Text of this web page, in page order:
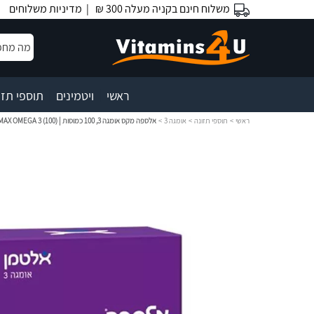
משלוח חינם בקניה מעלה 300 ₪ | מדיניות משלוחים
ראשי ויטמינים תוספי
ראשי > תוספי תזונה > אומגה 3 > אלספה מקס אומגה 3, 100 כמוסות | ALTMAN‎ ‎ALSEPA‎ ‎MAX‎‎ OMEGA 3 (‎100‎)